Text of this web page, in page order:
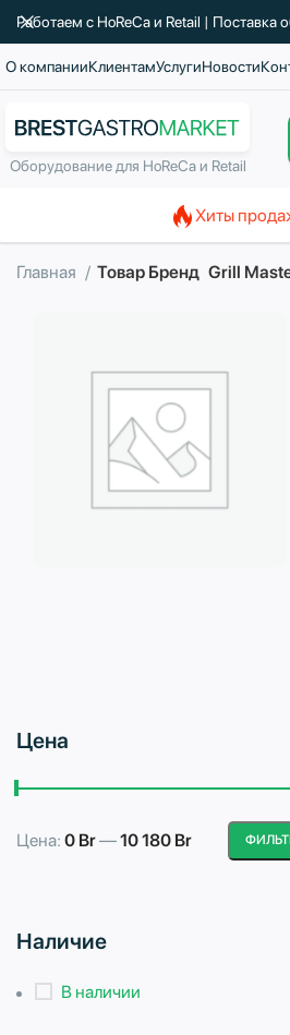
О компанииКлиентамУслугиНовости
Оборудование для HoReCa и Retail
Хиты
Главная Товар Бренд Grill
Цена
Минимальная
Максимальная
Цена: 0 Br—10 180 Br
Наличие
В наличии
Работаем с HoReCa и Retail | Поставка